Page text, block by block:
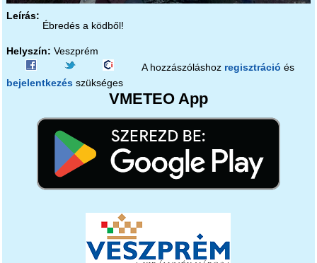
Leírás:
Ébredés a ködből!
Helyszín: Veszprém
A hozzászóláshoz regisztráció és
bejelentkezés szükséges
VMETEO App